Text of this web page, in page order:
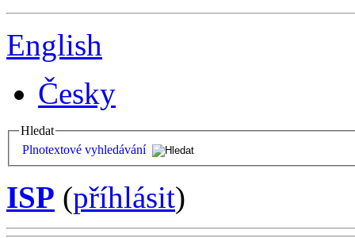
English
Česky
Hledat
Plnotextové vyhledávání
ISP (příhlásit)